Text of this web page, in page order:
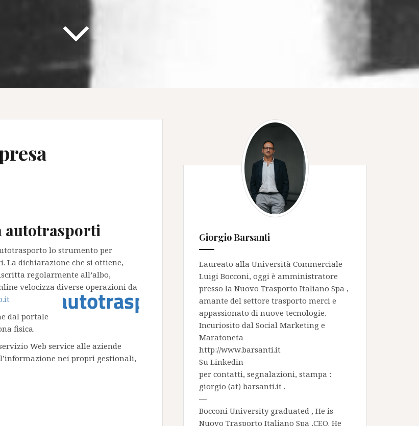
autotrasporti
lo strumento per
La dichiarazione che si ottiene,
regolarmente all’albo,
velocizza diverse operazioni da
dal portale
fisica.
Web service alle aziende
nei propri gestionali,
Giorgio Barsanti
Laureato alla Università Commerciale
Luigi Bocconi, oggi è amministratore
presso la Nuovo Trasporto Italiano Spa ,
amante del settore trasporto merci e
appassionato di nuove tecnologie.
Incuriosito dal Social Marketing e
Maratoneta
http://www.barsanti.it
Su Linkedin
per contatti, segnalazioni, stampa :
giorgio (at) barsanti.it .
—
Bocconi University graduated , He is
Nuovo Trasporto Italiano Spa ,CEO. He